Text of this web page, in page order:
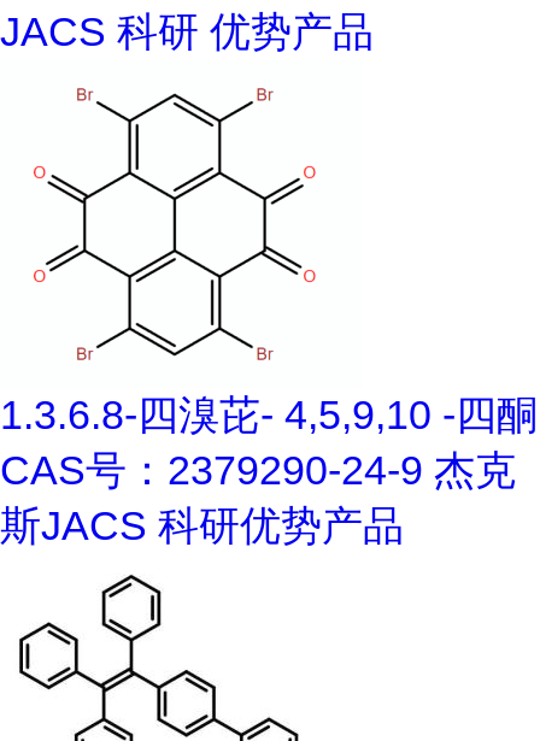
JACS 科研 优势产品
1.3.6.8-四溴芘- 4,5,9,10 -四酮
CAS号：2379290-24-9 杰克
斯JACS 科研优势产品